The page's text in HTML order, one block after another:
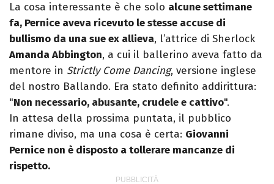
La cosa interessante è che solo alcune settimane
fa, Pernice aveva ricevuto le stesse accuse di
bullismo da una sue ex allieva, l’attrice di Sherlock
Amanda Abbington, a cui il ballerino aveva fatto da
mentore in Strictly Come Dancing, versione inglese
del nostro Ballando. Era stato definito addirittura:
"Non necessario, abusante, crudele e cattivo".
In attesa della prossima puntata, il pubblico
rimane diviso, ma una cosa è certa: Giovanni
Pernice non è disposto a tollerare mancanze di
rispetto.